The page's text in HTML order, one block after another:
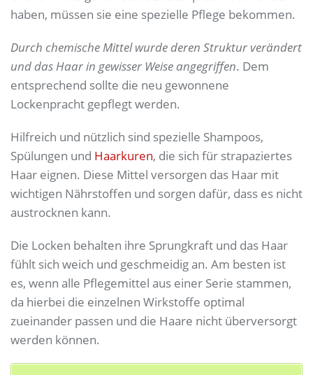
haben, müssen sie eine spezielle Pflege bekommen.
Durch chemische Mittel wurde deren Struktur verändert
und das Haar in gewisser Weise angegriffen. Dem
entsprechend sollte die neu gewonnene
Lockenpracht gepflegt werden.
Hilfreich und nützlich sind spezielle Shampoos,
Spülungen und Haarkuren, die sich für strapaziertes
Haar eignen. Diese Mittel versorgen das Haar mit
wichtigen Nährstoffen und sorgen dafür, dass es nicht
austrocknen kann.
Die Locken behalten ihre Sprungkraft und das Haar
fühlt sich weich und geschmeidig an. Am besten ist
es, wenn alle Pflegemittel aus einer Serie stammen,
da hierbei die einzelnen Wirkstoffe optimal
zueinander passen und die Haare nicht überversorgt
werden können.